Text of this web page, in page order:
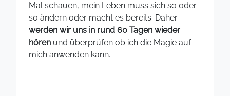
Mal schauen, mein Leben muss sich so oder
so ändern oder macht es bereits. Daher
werden wir uns in rund 60 Tagen wieder
hören und überprüfen ob ich die Magie auf
mich anwenden kann.